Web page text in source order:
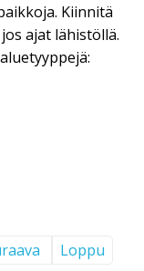
Kiinnitä
ajat lähistöllä.
Loppu